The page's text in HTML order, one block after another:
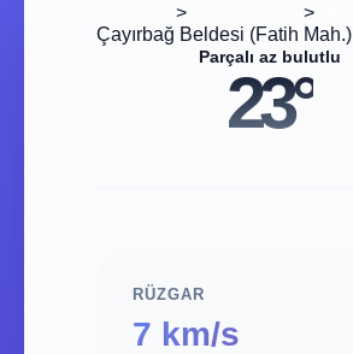
> >
Çayırbağ Beldesi (Fatih Mah.)
Parçalı az bulutlu
23°
RÜZGAR
7 km/s